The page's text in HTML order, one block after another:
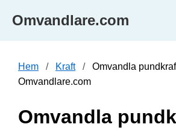
Omvandlare.com
Hem Kraft
Omvandla
Omvandlare.com
Omvandla